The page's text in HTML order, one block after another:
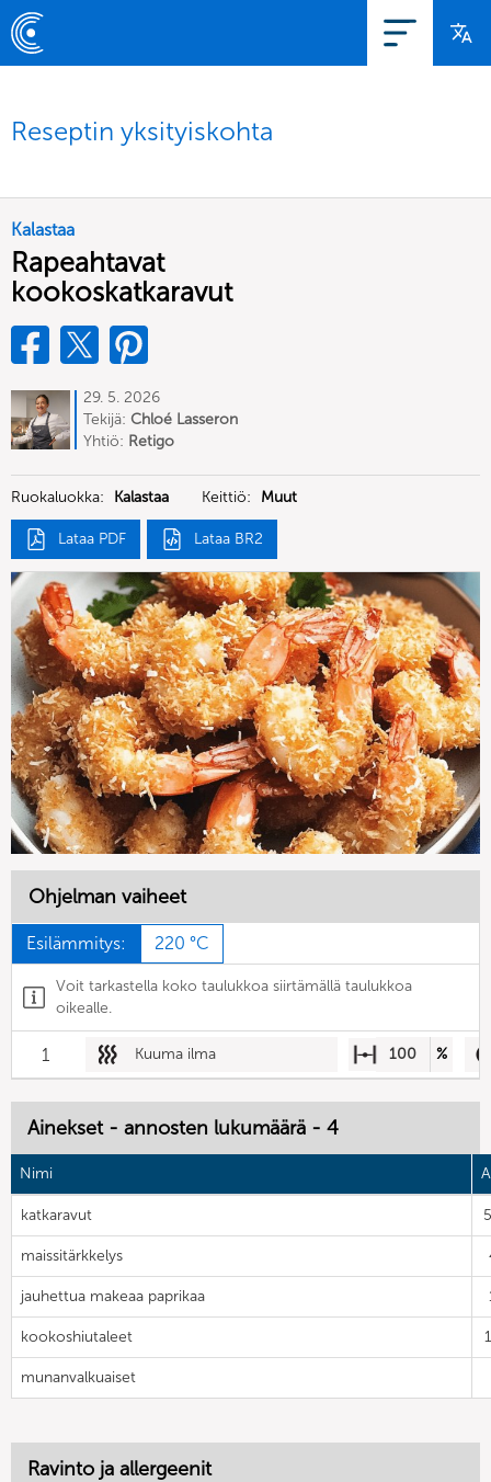
Reseptin yksityiskohta
Kalastaa
Rapeahtavat
kookoskatkaravut
29. 5. 2026
Tekijä: Chloé Lasseron
Yhtiö: Retigo
Ruokaluokka: Kalastaa Keittiö: Muut
Lataa PDF Lataa BR2
Ohjelman vaiheet
Esilämmitys: 220 °C
Voit tarkastella koko taulukkoa siirtämällä taulukkoa
oikealle.
1 Kuuma ilma 100 %
Ainekset - annosten lukumäärä - 4
Nimi
katkaravut
maissitärkkelys
jauhettua makeaa paprikaa
kookoshiutaleet
munanvalkuaiset
Ravinto ja allergeenit